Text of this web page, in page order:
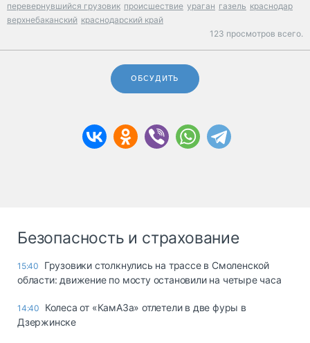
перевернувшийся грузовик происшествие ураган газель краснодар
верхнебаканский краснодарский край
123 просмотров всего.
ОБСУДИТЬ
Безопасность и страхование
15:40
Грузовики столкнулись на трассе в Смоленской
области: движение по мосту остановили на четыре часа
14:40
Колеса от «КамАЗа» отлетели в две фуры в
Дзержинске